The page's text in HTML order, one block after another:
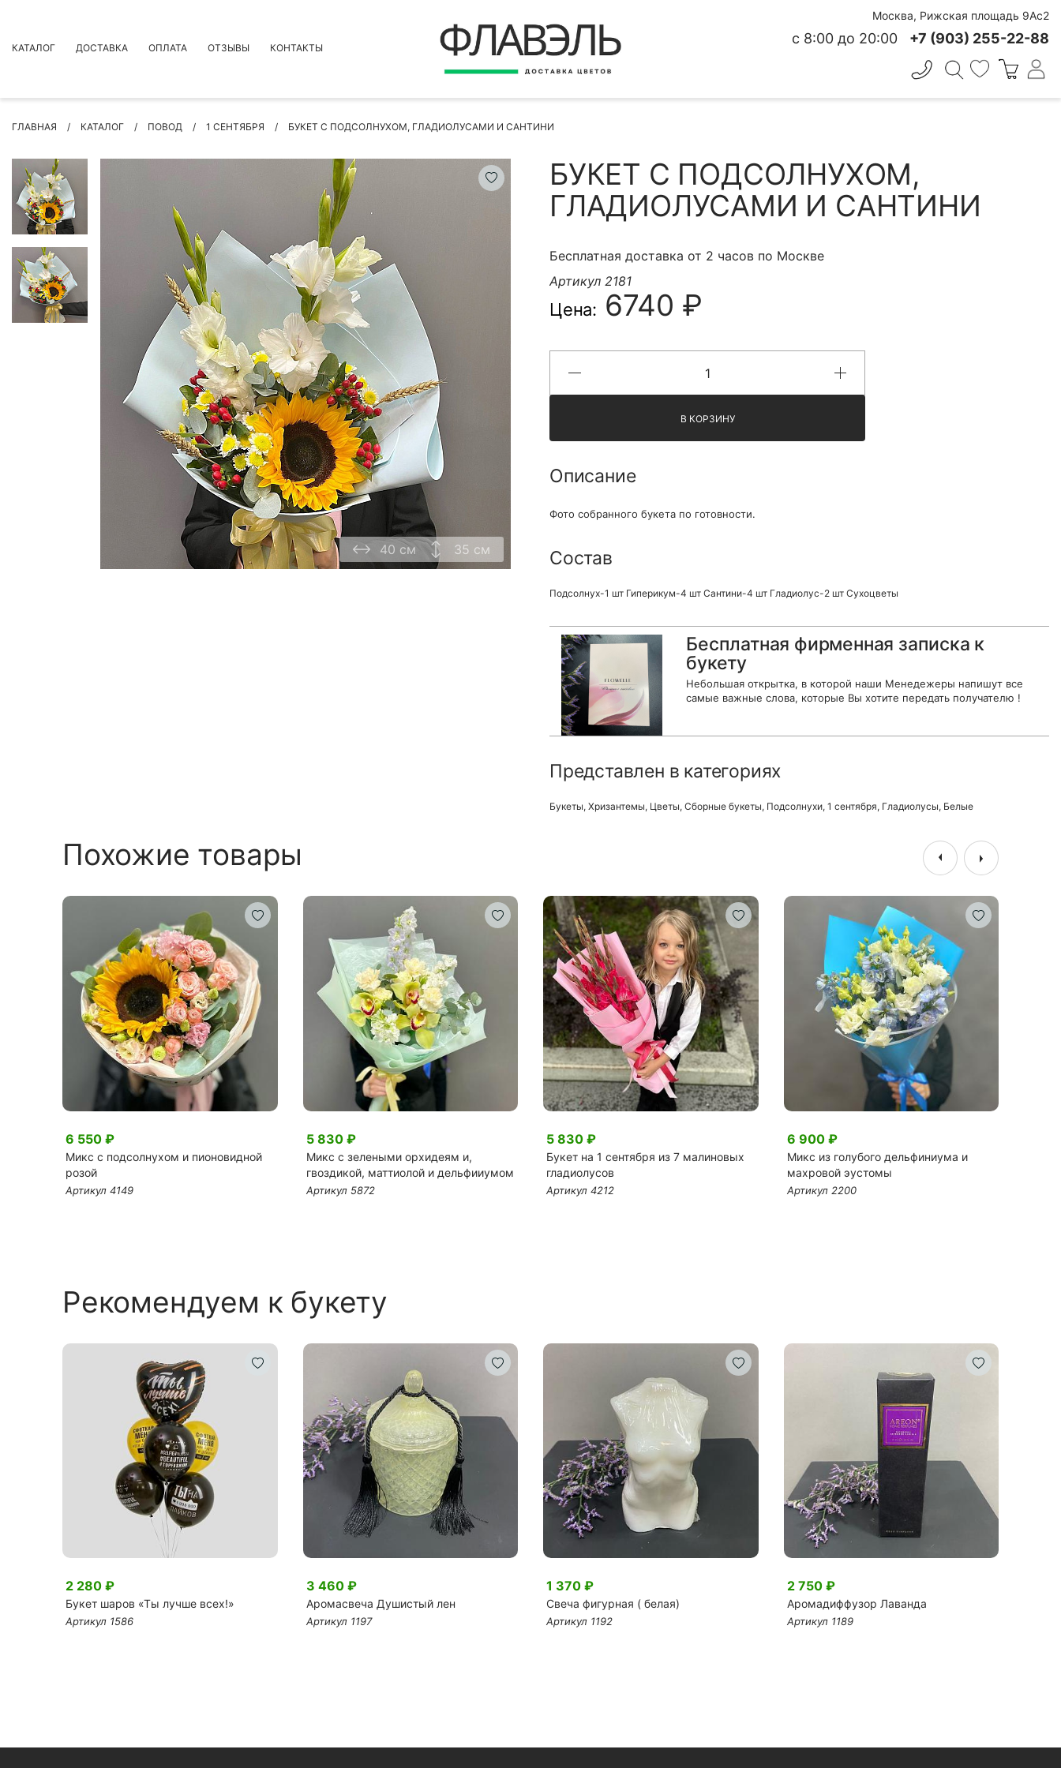
КАТАЛОГ
БУКЕТЫ
ЦВЕТЫ
ПОВОД
РОЗЫ
БУКЕТЫ НЕВЕСТЫ
ПОДАРКИ
КОМПОЗИЦИИ ЦВЕТОВ
СУХОЦВЕТЫ
ИНДИВИДУАЛЬНЫЙ ЗАКАЗ
ЦВЕТЫ ДЛЯ ПОХОРОН
КОНТАКТЫ
ДОСТАВКА ОПЛАТА ОТЗЫВЫ КОНТАКТЫ
Москва, Рижская площадь 9Ас2
с 8:00 до 20:00 +7 (903) 255-22-88
ГЛАВНАЯ КАТАЛОГ ПОВОД 1 СЕНТЯБРЯ БУКЕТ С ПОДСОЛНУХОМ, ГЛАДИОЛУСАМИ И САНТИНИ
40 см 35 см
БУКЕТ С ПОДСОЛНУХОМ,
ГЛАДИОЛУСАМИ И САНТИНИ
Бесплатная доставка от 2 часов по Москве
Артикул 2181
Цена: 6740 ₽
В КОРЗИНУ
Описание
Фото собранного букета по готовности.
Состав
Подсолнух-1 шт Гиперикум-4 шт Сантини-4 шт Гладиолус-2 шт Сухоцветы
Бесплатная фирменная записка к
букету
Небольшая открытка, в которой наши Менедежеры напишут все
самые важные слова, которые Вы хотите передать получателю !
Представлен в категориях
Букеты, Хризантемы, Цветы, Сборные букеты, Подсолнухи, 1 сентября, Гладиолусы, Белые
Похожие товары
6 550 ₽
Микс с подсолнухом и пионовидной
розой
Артикул 4149
5 830 ₽
Микс с зелеными орхидеям и,
гвоздикой, маттиолой и дельфииумом
Артикул 5872
5 830 ₽
Букет на 1 сентября из 7 малиновых
гладиолусов
Артикул 4212
6 900 ₽
Микс из голубого дельфиниума и
махровой эустомы
Артикул 2200
Рекомендуем к букету
2 280 ₽
Букет шаров «Ты лучше всех!»
Артикул 1586
3 460 ₽
Аромасвеча Душистый лен
Артикул 1197
1 370 ₽
Свеча фигурная ( белая)
Артикул 1192
2 750 ₽
Аромадиффузор Лаванда
Артикул 1189
ВЕРНУТЬСЯ
Быстрая покупка
КОНТАКТНЫЕ ДАННЫЕ
Я принимаю Политику конфиденциальности и
Правила использования сайта ФЛАВЭЛЬ. Мы не
продаем ваши данные и храним их в безопасности